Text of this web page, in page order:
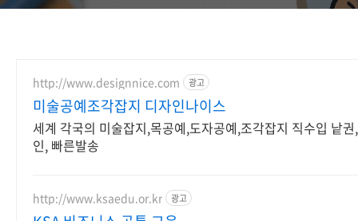
http://www.designnice.com 광고
미술공예조각잡지 디자인나이스
세계 각국의 미술잡지,목공예,도자공예,조각잡지 직수입 낱
인, 빠른발송
http://www.ksaedu.or.kr 광고